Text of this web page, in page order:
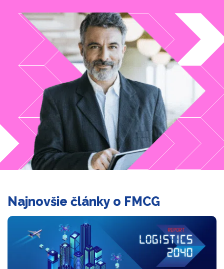
Najnovšie články o FMCG